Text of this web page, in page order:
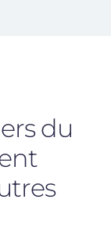
du